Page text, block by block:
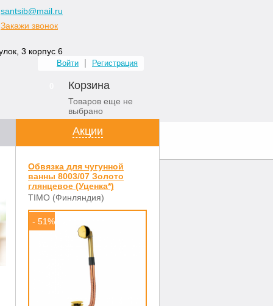
santsib@mail.ru
Закажи звонок
3 корпус 6
Войти Регистрация
Корзина
Товаров еще не
выбрано
Контакты
Акции
Обвязка для чугунной
ванны 8003/07 Золото
глянцевое (Уценка*)
TIMO (Финляндия)
- 51%